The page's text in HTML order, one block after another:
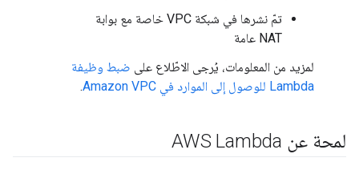
تمّ نشرها في شبكة VPC خاصة مع بوابة
NAT عامة
لمزيد من المعلومات، يُرجى الاطّلاع على ضبط وظيفة
Lambda للوصول إلى الموارد في Amazon VPC
.
لمحة عن AWS Lambda